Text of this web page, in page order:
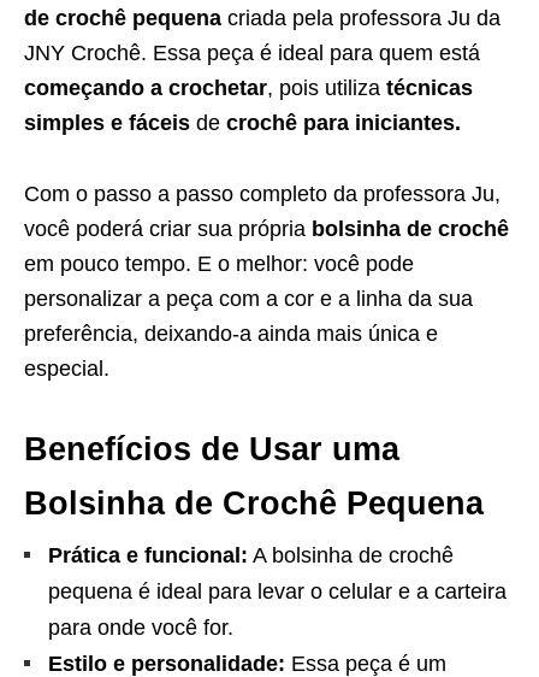
de crochê pequena criada pela professora Ju da
JNY Crochê. Essa peça é ideal para quem está
começando a crochetar, pois utiliza técnicas
simples e fáceis de crochê para iniciantes.
Com o passo a passo completo da professora Ju,
você poderá criar sua própria bolsinha de crochê
em pouco tempo. E o melhor: você pode
personalizar a peça com a cor e a linha da sua
preferência, deixando-a ainda mais única e
especial.
Benefícios de Usar uma
Bolsinha de Crochê Pequena
Prática e funcional: A bolsinha de crochê
pequena é ideal para levar o celular e a carteira
para onde você for.
Estilo e personalidade: Essa peça é um